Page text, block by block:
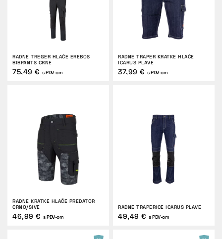
RADNE TREGER HLAČE EREBOS
BIBPANTS CRNE
75,49 € s PDV-om
RADNE TRAPER KRATKE HLAČE
ICARUS PLAVE
37,99 € s PDV-om
RADNE KRATKE HLAČE PREDATOR
CRNO/SIVE
46,99 € s PDV-om
RADNE TRAPERICE ICARUS PLAVE
49,49 € s PDV-om